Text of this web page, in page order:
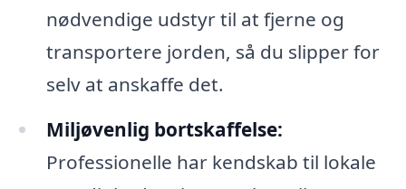
nødvendige udstyr til at fjerne og
transportere jorden, så du slipper for
selv at anskaffe det.
Miljøvenlig bortskaffelse:
Professionelle har kendskab til lokale